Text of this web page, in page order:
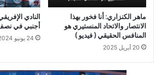
ماهر الكنزاري: أنا فخور بهذا
الانتصار والاتحاد المنستيري هو
المنافس الحقيقي ( فيديو )
20 أبريل 2025
النادي
أجنبي في
24 يونيو 2024